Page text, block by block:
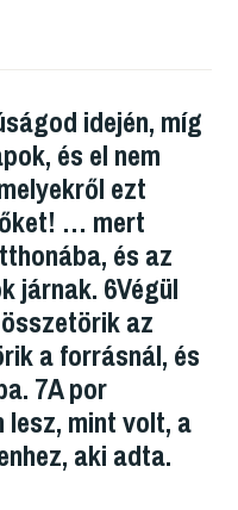
idején, míg
és el nem
ezt
… mert
és az
járnak. 6Végül
az
a forrásnál, és
7A por
mint volt, a
aki adta.